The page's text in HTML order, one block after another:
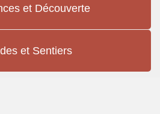
et Découverte
et Sentiers